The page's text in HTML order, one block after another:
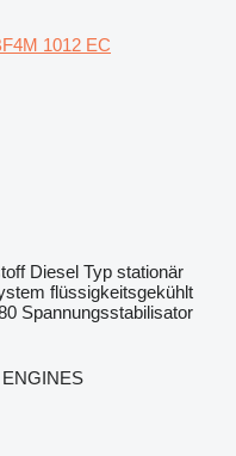
1012 EC
Diesel Typ stationär
flüssigkeitsgekühlt
Spannungsstabilisator